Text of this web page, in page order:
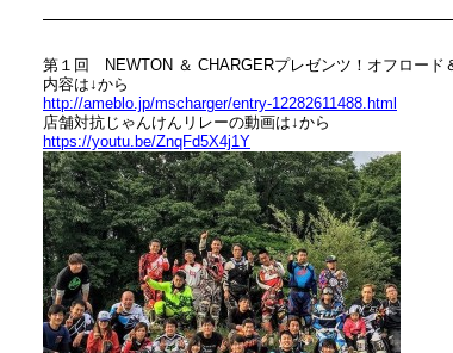
第１回 NEWTON ＆ CHARGERプレゼンツ！オフロード
内容は↓から
http://ameblo.jp/mscharger/entry-12282611488.html
店舗対抗じゃんけんリレーの動画は↓から
https://youtu.be/ZnqFd5X4j1Y